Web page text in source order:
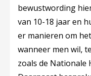
bewustwording
van 10-18 jaar en
er manieren om
wanneer men wil,
zoals de Nationale